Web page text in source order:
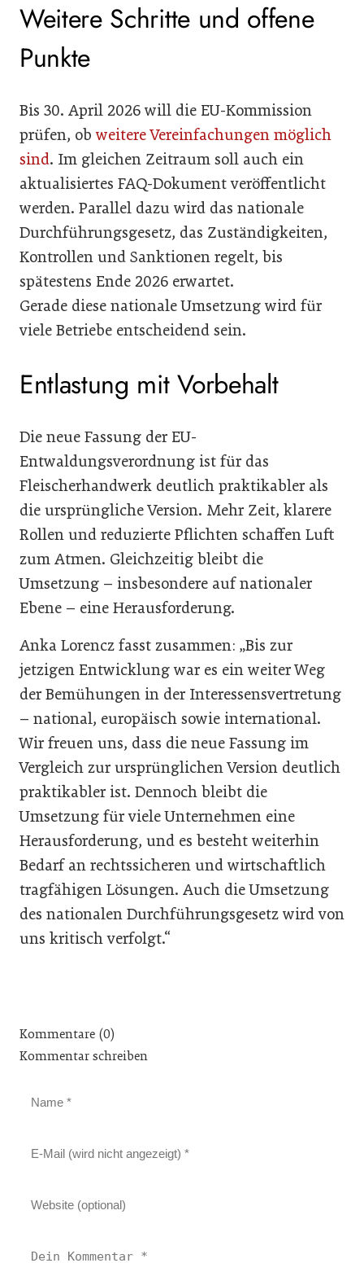
Weitere Schritte und offene
Punkte
Bis 30. April 2026 will die EU-Kommission
prüfen, obweitere Vereinfachungen möglich
sind. Im gleichen Zeitraum soll auch ein
aktualisiertes FAQ-Dokument veröffentlicht
werden. Parallel dazu wird das nationale
Durchführungsgesetz, das Zuständigkeiten,
Kontrollen und Sanktionen regelt, bis
spätestens Ende 2026 erwartet.
Gerade diese nationale Umsetzung wird für
viele Betriebe entscheidend sein.
Entlastung mit Vorbehalt
Die neue Fassung der EU-
Entwaldungsverordnung ist für das
Fleischerhandwerk deutlich praktikabler als
die ursprüngliche Version. Mehr Zeit, klarere
Rollen und reduzierte Pflichten schaffen Luft
zum Atmen. Gleichzeitig bleibt die
Umsetzung – insbesondere auf nationaler
Ebene – eine Herausforderung.
Anka Lorencz fasst zusammen: „Bis zur
jetzigen Entwicklung war es ein weiter Weg
der Bemühungen in der Interessensvertretung
– national, europäisch sowie international.
Wir freuen uns, dass die neue Fassung im
Vergleich zur ursprünglichen Version deutlich
praktikabler ist. Dennoch bleibt die
Umsetzung für viele Unternehmen eine
Herausforderung, und es besteht weiterhin
Bedarf an rechtssicheren und wirtschaftlich
tragfähigen Lösungen. Auch die Umsetzung
des nationalen Durchführungsgesetz wird von
uns kritisch verfolgt.“
Kommentare (0)
Kommentar schreiben